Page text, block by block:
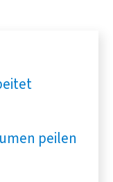
peilen